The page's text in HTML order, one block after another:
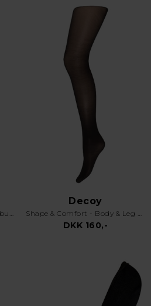
Crepe Strømpebukser - Bambus 100 Denier - Army
Decoy
Shape & Comfort - Body & Leg Optimizer - 30D - Sort
DKK 160,-